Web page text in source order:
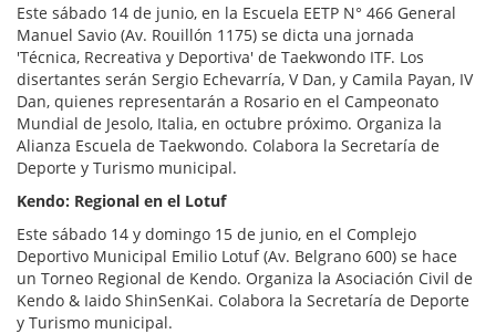
Este sábado 14 de junio, en la Escuela EETP N° 466 General
Manuel Savio (Av. Rouillón 1175) se dicta una jornada
'Técnica, Recreativa y Deportiva' de Taekwondo ITF. Los
disertantes serán Sergio Echevarría, V Dan, y Camila Payan, IV
Dan, quienes representarán a Rosario en el Campeonato
Mundial de Jesolo, Italia, en octubre próximo. Organiza la
Alianza Escuela de Taekwondo. Colabora la Secretaría de
Deporte y Turismo municipal.
Kendo: Regional en el Lotuf
Este sábado 14 y domingo 15 de junio, en el Complejo
Deportivo Municipal Emilio Lotuf (Av. Belgrano 600) se hace
un Torneo Regional de Kendo. Organiza la Asociación Civil de
Kendo & Iaido ShinSenKai. Colabora la Secretaría de Deporte
y Turismo municipal.